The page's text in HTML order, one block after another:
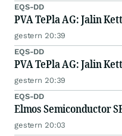
EQS-DD
PVA TePla AG: Jalin
gestern 20:39
EQS-DD
PVA TePla AG: Jalin
gestern 20:39
EQS-DD
Elmos Semiconductor
gestern 20:03